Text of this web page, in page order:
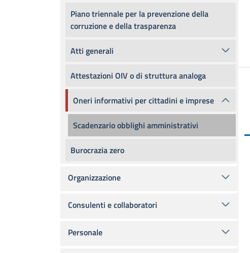
Piano triennale per la prevenzione della
corruzione e della trasparenza
Atti generali
Attestazioni OIV o di struttura analoga
Oneri informativi per cittadini e imprese
Scadenzario obblighi amministrativi
Burocrazia zero
Organizzazione
Consulenti e collaboratori
Personale